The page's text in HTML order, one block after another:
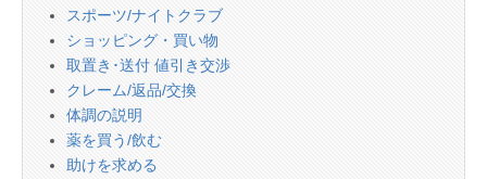
スポーツ/ナイトクラブ
ショッピング・買い物
取置き･送付 値引き交渉
クレーム/返品/交換
体調の説明
薬を買う/飲む
助けを求める